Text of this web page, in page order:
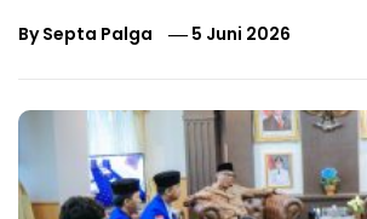
BySepta Palga 5 Juni 2026